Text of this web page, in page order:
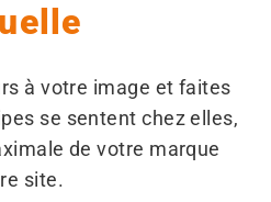
à votre image et faites
se sentent chez elles,
de votre marque
site.